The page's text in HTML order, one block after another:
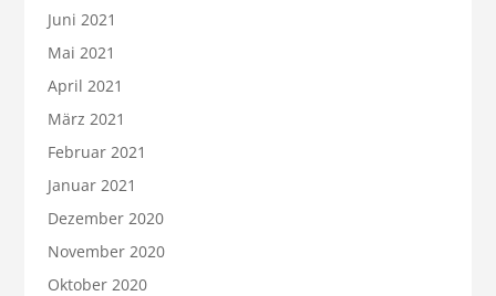
Juni 2021
Mai 2021
April 2021
März 2021
Februar 2021
Januar 2021
Dezember 2020
November 2020
Oktober 2020